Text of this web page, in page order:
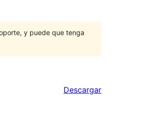
y puede que tenga
Descargar